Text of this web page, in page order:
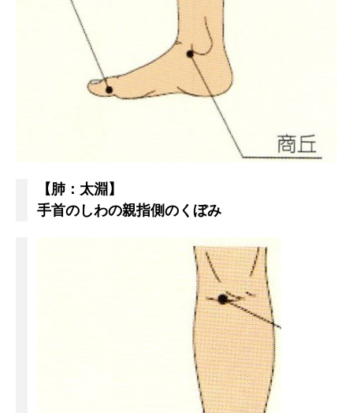
【肺：太淵】
手首のしわの親指側のくぼみ